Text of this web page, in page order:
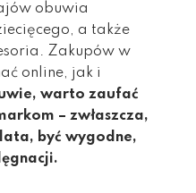
obuwia
a także
Zakupów w
online, jak i
warto zaufać
– zwłaszcza,
być wygodne,